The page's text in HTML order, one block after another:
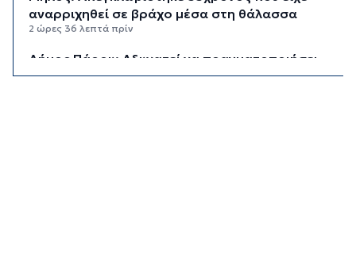
αναρριχηθεί σε βράχο μέσα στη θάλασσα
2 ώρες 36 λεπτά πρίν
Δήμος Πάρου: Αδυνατεί να πραγματοποιήσει
την αποκομιδή των ογκωδών αποβλήτων